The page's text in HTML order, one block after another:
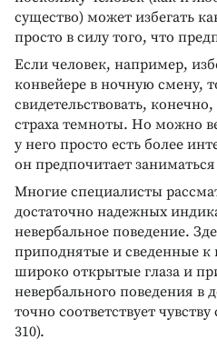
существо) может избегать
просто в силу того, что
Если человек, например,
конвейере в ночную смену,
свидетельствовать,
страха темноты. Но можно
у него просто есть более
он предпочитает
Многие специалисты
достаточно надежных
невербальное поведение.
приподнятые и сведенные к
широко открытые глаза и
невербального поведения в
точно соответствует
310).